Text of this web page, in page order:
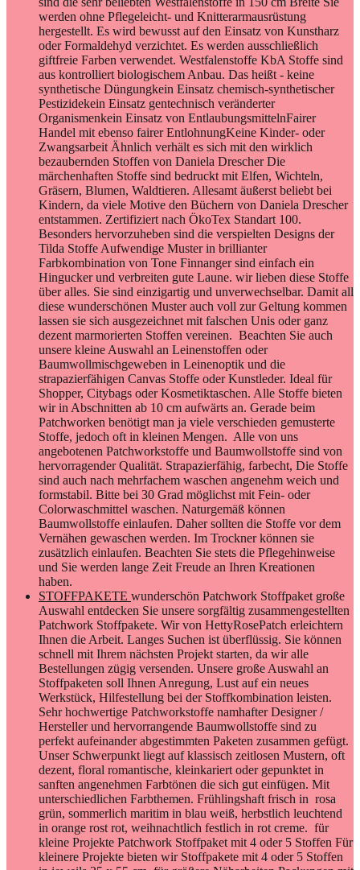
werden ohne Pflegeleicht- und Knitterarmausrüstung
hergestellt. Es wird bewusst auf den Einsatz von Kunstharz
oder Formaldehyd verzichtet. Es werden ausschließlich
giftfreie Farben verwendet. Westfalenstoffe KbA Stoffe sind
aus kontrolliert biologischem Anbau. Das heißt - keine
synthetische Düngungkein Einsatz chemisch-synthetischer
Pestizidekein Einsatz gentechnisch veränderter
Organismenkein Einsatz von EntlaubungsmittelnFairer
Handel mit ebenso fairer EntlohnungKeine Kinder- oder
Zwangsarbeit Ähnlich verhält es sich mit den wirklich
bezaubernden Stoffen von Daniela Drescher Die
märchenhaften Stoffe sind bedruckt mit Elfen, Wichteln,
Gräsern, Blumen, Waldtieren. Allesamt äußerst beliebt bei
Kindern, da viele Motive den Büchern von Daniela Drescher
entstammen. Zertifiziert nach ÖkoTex Standart 100.
Besonders hervorzuheben sind die verspielten Designs der
Tilda Stoffe Aufwendige Muster in brillianter
Farbkombination von Tone Finnanger sind einfach ein
Hingucker und verbreiten gute Laune. wir lieben diese Stoffe
über alles. Sie sind einzigartig und unverwechselbar. Damit all
diese wunderschönen Muster auch voll zur Geltung kommen
lassen sie sich ausgezeichnet mit falschen Unis oder ganz
dezent marmorierten Stoffen vereinen. Beachten Sie auch
unsere kleine Auswahl an Leinenstoffen oder
Baumwollmischgeweben in Leinenoptik und die
strapazierfähigen Canvas Stoffe oder Kunstleder. Ideal für
Shopper, Citybags oder Kosmetiktaschen. Alle Stoffe bieten
wir in Abschnitten ab 10 cm aufwärts an. Gerade beim
Patchworken benötigt man ja viele verschieden gemusterte
Stoffe, jedoch oft in kleinen Mengen. Alle von uns
angebotenen Patchworkstoffe und Baumwollstoffe sind von
hervorragender Qualität. Strapazierfähig, farbecht, Die Stoffe
sind auch nach mehrfachem waschen angenehm weich und
formstabil. Bitte bei 30 Grad möglichst mit Fein- oder
Colorwaschmittel waschen. Naturgemäß können
Baumwollstoffe einlaufen. Daher sollten die Stoffe vor dem
Vernähen gewaschen werden. Im Trockner können sie
zusätzlich einlaufen. Beachten Sie stets die Pflegehinweise
und Sie werden lange Zeit Freude an Ihren Kreationen
haben.
STOFFPAKETE wunderschön Patchwork Stoffpaket große
Auswahl entdecken Sie unsere sorgfältig zusammengestellten
Patchwork Stoffpakete. Wir von HettyRosePatch erleichtern
Ihnen die Arbeit. Langes Suchen ist überflüssig. Sie können
schnell mit Ihrem nächsten Projekt starten, da wir alle
Bestellungen zügig versenden. Unsere große Auswahl an
Stoffpaketen soll Ihnen Anregung, Lust auf ein neues
Werkstück, Hilfestellung bei der Stoffkombination leisten.
Sehr hochwertige Patchworkstoffe namhafter Designer /
Hersteller und hervorrangende Baumwollstoffe sind zu
perfekt aufeinander abgestimmten Paketen zusammen gefügt.
Unser Schwerpunkt liegt auf klassisch zeitlosen Mustern, oft
dezent, floral romantische, kleinkariert oder gepunktet in
sanften angenehmen Farbtönen die sich gut einfügen. Mit
unterschiedlichen Farbthemen. Frühlingshaft frisch in rosa
grün, sommerlich maritim in blau weiß, herbstlich leuchtend
in orange rost rot, weihnachtlich festlich in rot creme. für
kleine Projekte Patchwork Stoffpaket mit 4 oder 5 Stoffen Für
kleinere Projekte bieten wir Stoffpakete mit 4 oder 5 Stoffen